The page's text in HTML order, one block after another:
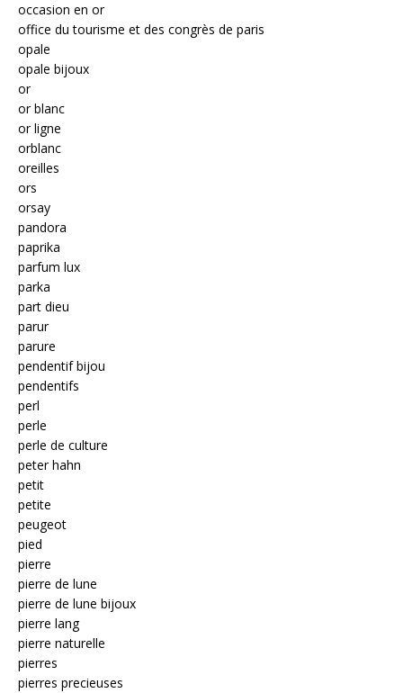
occasion en or
office du tourisme et des congrès de paris
opale
opale bijoux
or
or blanc
or ligne
orblanc
oreilles
ors
orsay
pandora
paprika
parfum lux
parka
part dieu
parur
parure
pendentif bijou
pendentifs
perl
perle
perle de culture
peter hahn
petit
petite
peugeot
pied
pierre
pierre de lune
pierre de lune bijoux
pierre lang
pierre naturelle
pierres
pierres precieuses